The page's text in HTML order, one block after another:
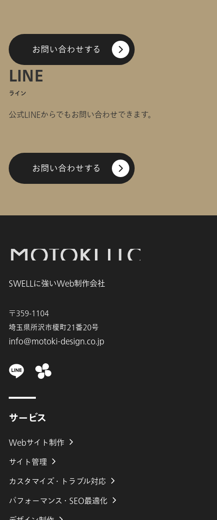
お問い合わせする
LINE
ライン
公式LINEからでもお問い合わせできます。
お問い合わせする
SWELLに強いWeb制作会社
〒359-1104
埼玉県所沢市榎町21番20号
info@motoki-design.co.jp
サービス
Webサイト制作
サイト管理
カスタマイズ・トラブル対応
パフォーマンス・SEO最適化